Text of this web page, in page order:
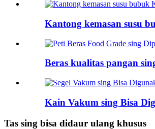
Kantong kemasan susu
Beras kualitas pangan
Kain Vakum sing Bisa
Tas sing bisa didaur ulang khusus